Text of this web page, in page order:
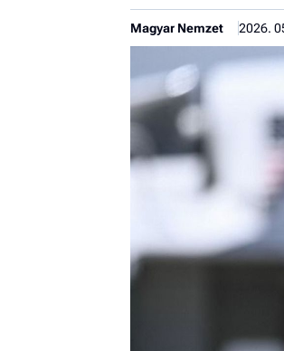
Magyar Nemzet 2026.